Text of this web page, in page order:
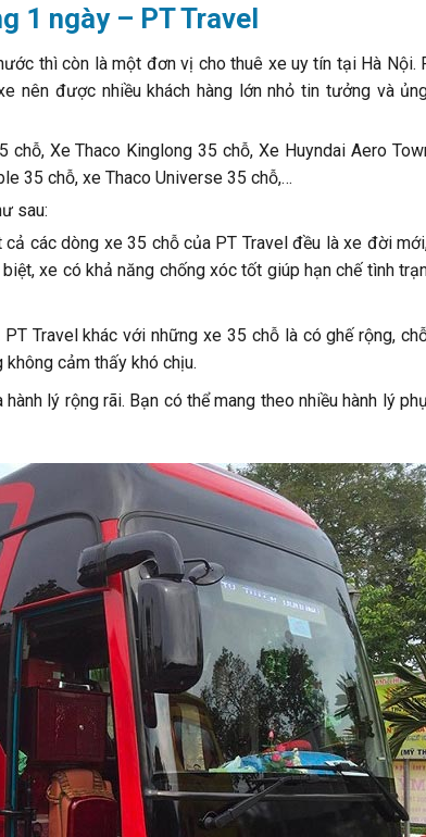
1 ngày – PT Travel
thì còn là một đơn vị cho thuê xe uy tín tại Hà Nội.
nên được nhiều khách hàng lớn nhỏ tin tưởng và
Xe Thaco Kinglong 35 chỗ, Xe Huyndai Aero
35 chỗ, xe Thaco Universe 35 chỗ,…
sau:
các dòng xe 35 chỗ của PT Travel đều là xe đời
xe có khả năng chống xóc tốt giúp hạn chế tình
Travel khác với những xe 35 chỗ là có ghế rộng,
cảm thấy khó chịu.
lý rộng rãi. Bạn có thể mang theo nhiều hành lý